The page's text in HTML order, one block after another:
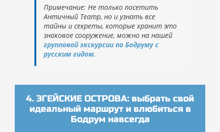
Примечание: Не только посетить
Античный Театр, но и узнать все
тайны и секреты, которые хранит это
знаковое сооружение, можно на нашей
групповой экскурсии по Бодруму с
русским гидом.
4. ЭГЕЙСКИЕ ОСТРОВА: выбрать свой
идеальный маршрут и влюбиться в
Бодрум навсегда